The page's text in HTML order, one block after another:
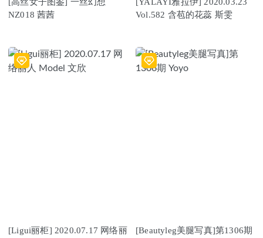
NZ018 茜茜
Vol.582 含苞的花蕊 斯雯
[Ligui丽柜] 2020.07.17 网络丽
[Beautyleg美腿写真]第1306期